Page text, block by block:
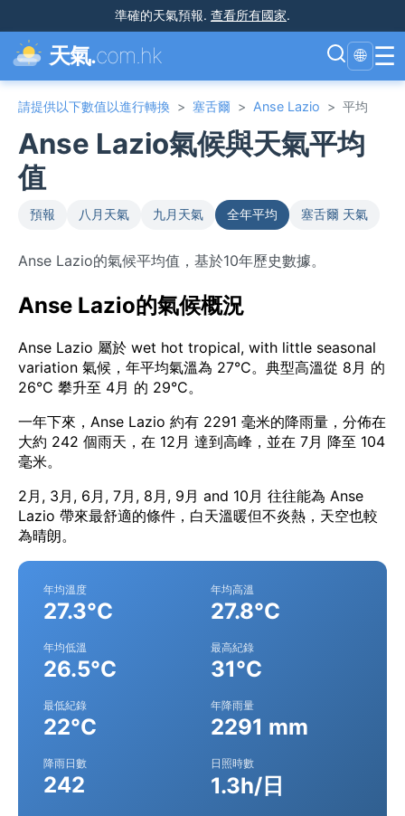
準確的天氣預報. 查看所有國家.
天氣.com.hk 🌐 ☰
請提供以下數值以進行轉換 > 塞舌爾 > Anse Lazio > 平均
Anse Lazio氣候與天氣平均
值
預報 八月天氣 九月天氣 全年平均 塞舌爾 天氣
Anse Lazio的氣候平均值，基於10年歷史數據。
Anse Lazio的氣候概況
Anse Lazio 屬於 wet hot tropical, with little seasonal
variation 氣候，年平均氣溫為 27°C。典型高溫從 8月 的
26°C 攀升至 4月 的 29°C。
一年下來，Anse Lazio 約有 2291 毫米的降雨量，分佈在
大約 242 個雨天，在 12月 達到高峰，並在 7月 降至 104
毫米。
2月, 3月, 6月, 7月, 8月, 9月 and 10月 往往能為 Anse
Lazio 帶來最舒適的條件，白天溫暖但不炎熱，天空也較
為晴朗。
年均溫度
27.3°C
年均高溫
27.8°C
年均低溫
26.5°C
最高紀錄
31°C
最低紀錄
22°C
年降雨量
2291 mm
降雨日數
242
日照時數
1.3h/日